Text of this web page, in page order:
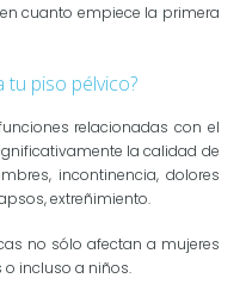
cuanto empiece la primera
tu piso pélvico?
relacionadas con el
la calidad de
incontinencia, dolores
extreñimiento.
no sólo afectan a mujeres
incluso a niños.